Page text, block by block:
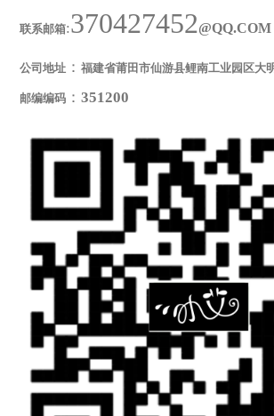
联系邮箱:370427452@QQ.COM
公司地址： 福建省莆田市仙游县鲤南工业园区大
邮编编码： 351200